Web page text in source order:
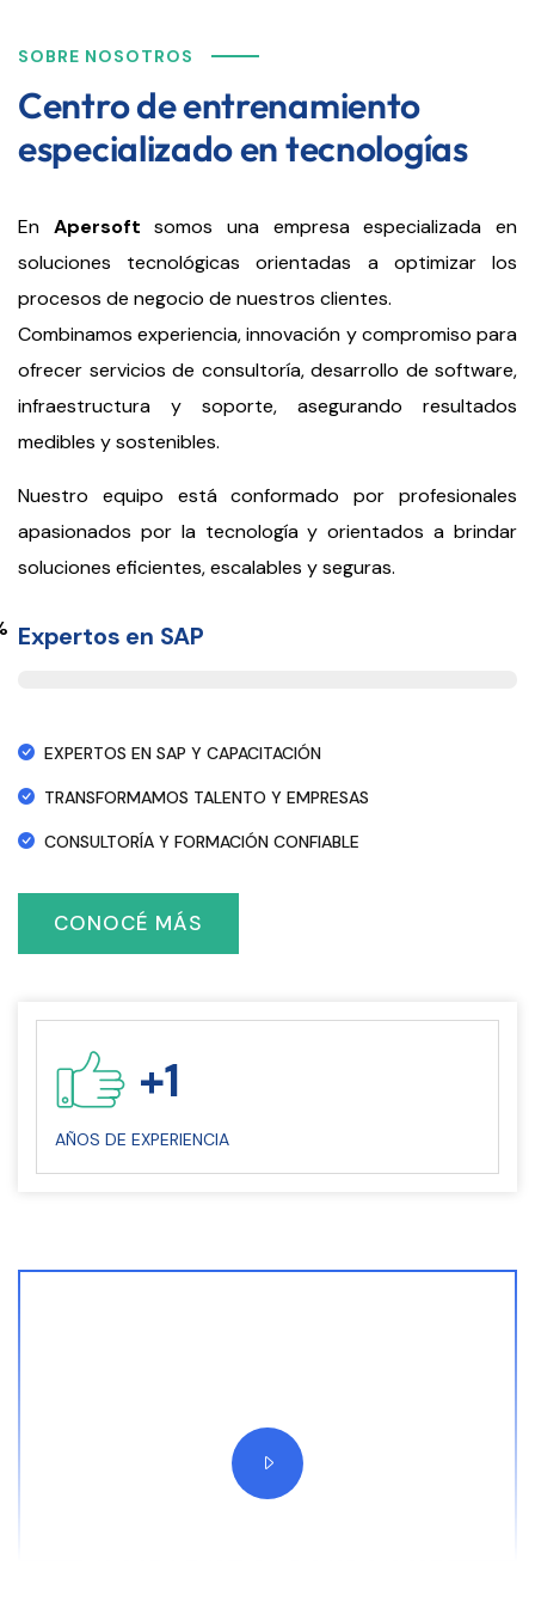
SOBRE NOSOTROS
Centro de entrenamiento
especializado en tecnologías
En Apersoftsomos una empresa especializada en
soluciones tecnológicas orientadas a optimizar los
procesos de negocio de nuestros clientes.
Combinamos experiencia, innovación y compromiso para
ofrecer servicios de consultoría, desarrollo de software,
infraestructura y soporte, asegurando resultados
medibles y sostenibles.
Nuestro equipo está conformado por profesionales
apasionados por la tecnología y orientados a brindar
soluciones eficientes, escalables y seguras.
Expertos en SAP
EXPERTOS EN SAP Y CAPACITACIÓN
TRANSFORMAMOS TALENTO Y EMPRESAS
CONSULTORÍA Y FORMACIÓN CONFIABLE
CONOCÉ MÁS
+1
AÑOS DE EXPERIENCIA